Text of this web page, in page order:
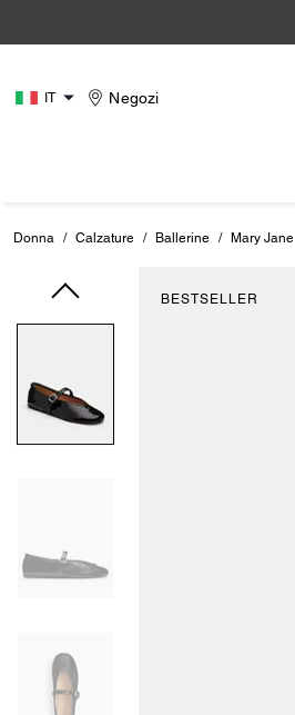
IT Negozi
Donna / Calzature / Ballerine / Mary Jane
BESTSELLER